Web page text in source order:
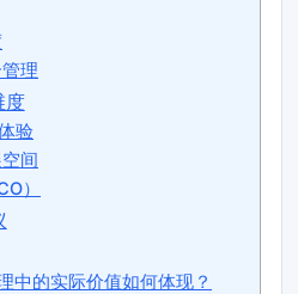
理
度
验
间
）
中的实际价值如何体现？